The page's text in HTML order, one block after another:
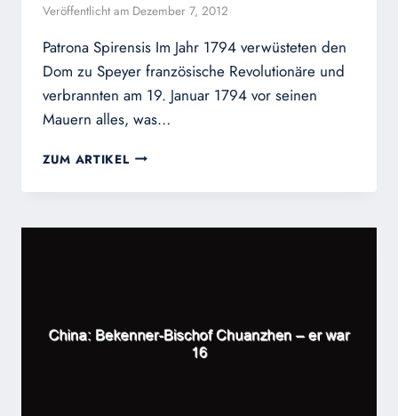
Veröffentlicht am Dezember 7, 2012
Patrona Spirensis Im Jahr 1794 verwüsteten den
Dom zu Speyer französische Revolutionäre und
verbrannten am 19. Januar 1794 vor seinen
Mauern alles, was…
ZUM ARTIKEL IN
WURDE
HASS
MUTTERGOTTES